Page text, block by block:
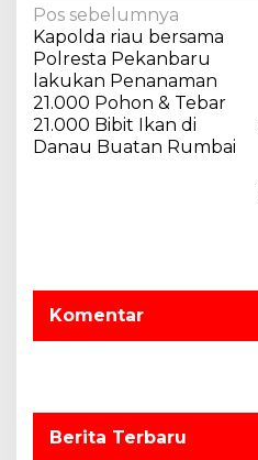
N
a
v
i
g
o
Pos sebelumnya
Kapolda riau bersama
Polresta Pekanbaru
lakukan Penanaman
21.000 Pohon & Tebar
21.000 Bibit Ikan di
Danau Buatan Rumbai
Komentar
Berita Terbaru